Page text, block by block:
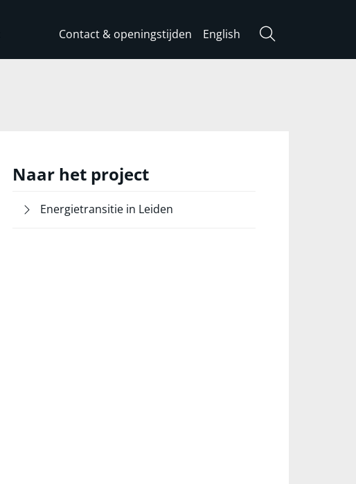
Contact & openingstijden English Zoeken
Naar het project
Energietransitie in Leiden